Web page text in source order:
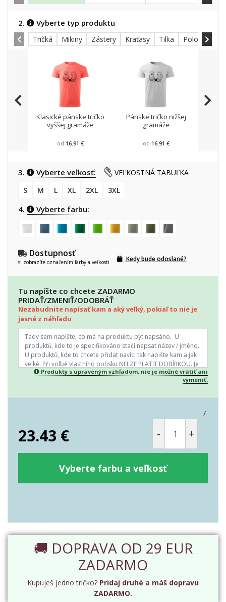
2. Vyberte typ produktu
Tričká Mikiny Zástery Kraťasy Tilka Polokošele
Klasické pánske tričko
vyššej gramáže
od 16.91 €
Pánske tričko nižšej
gramáže
od 16.91 €
3. Vyberte veľkosť:
VEĽKOSTNÁ TABUĽKA
S
M L XL 2XL 3XL
4. Vyberte farbu:
Dostupnosť
si zobrazíte označením farby a veľkosti Kedy bude odoslané?
Tu napíšte co chcete ZADARMO
PRIDAŤ/ZMENIŤ/ODOBRÁŤ
Nezabudnite napísať kam a aký veľký, pokiaľ to nie je
jasné z náhľadu
Produkty s upraveným vzhľadom, nie je možné vrátiť ani
vymeniť.
/
23.43 € - +
Vyberte farbu a veľkosť
🚚 DOPRAVA OD 29 EUR
ZADARMO
Kupuješ jedno tričko? Pridaj druhé a máš dopravu
ZADARMO.